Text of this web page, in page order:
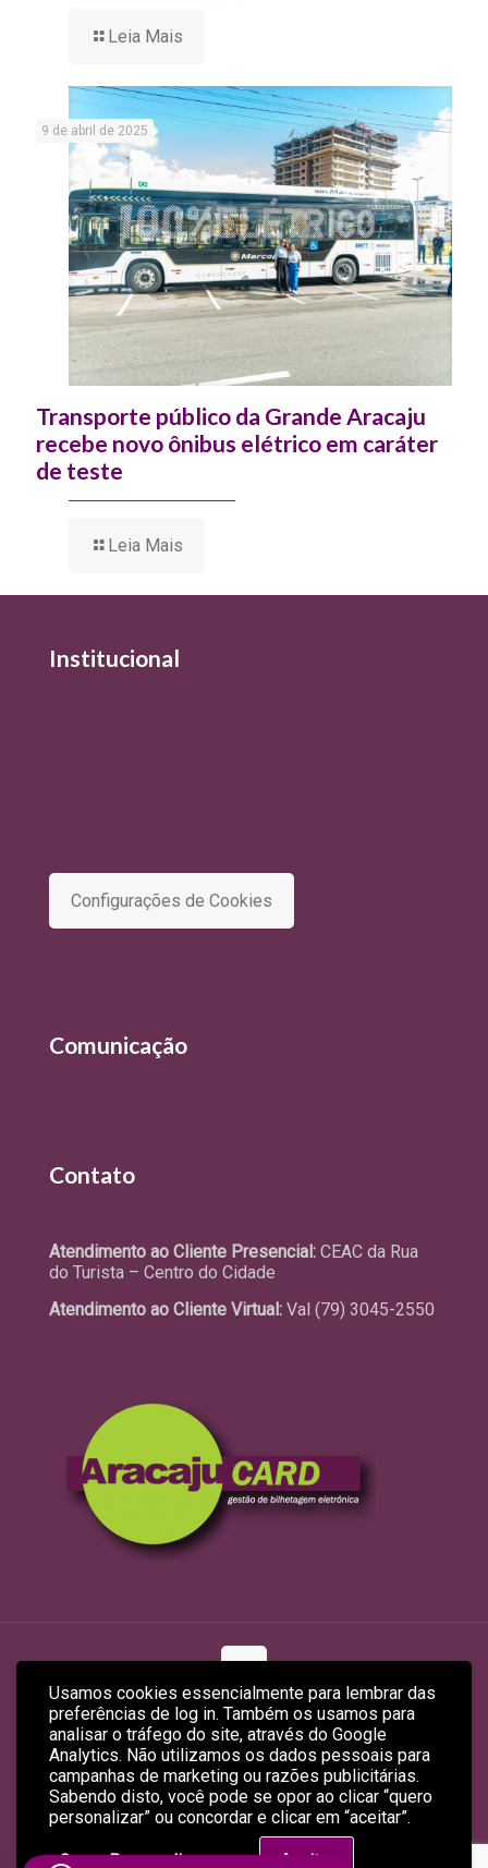
Usamos cookies essencialmente para lembrar das
preferências de log in. Também os usamos para
analisar o tráfego do site, através do Google
Analytics. Não utilizamos os dados pessoais para
campanhas de marketing ou razões publicitárias.
Sabendo disto, você pode se opor ao clicar “quero
personalizar” ou concordar e clicar em “aceitar”.
Quero Personalizar Aceitar
Leia Mais
9 de abril de 2025
Transporte público da Grande Aracaju
recebe novo ônibus elétrico em caráter
de teste
Leia Mais
Institucional
Configurações de Cookies
Comunicação
Contato
Atendimento ao Cliente Presencial: CEAC da Rua
do Turista – Centro do Cidade
Atendimento ao Cliente Virtual: Val (79) 3045-2550
© 2026 ARACAJUCARD LTDA
Site Produzido porEmpreendex.com&Baruk Soft